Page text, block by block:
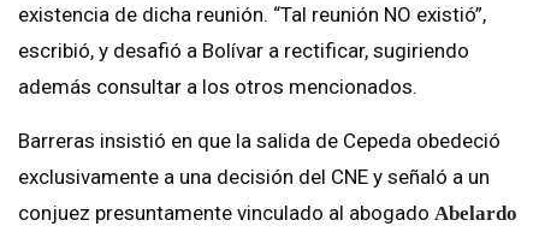
existencia de dicha reunión. “Tal reunión NO existió”,
escribió, y desafió a Bolívar a rectificar, sugiriendo
además consultar a los otros mencionados.
Barreras insistió en que la salida de Cepeda obedeció
exclusivamente a una decisión del CNE y señaló a un
conjuez presuntamente vinculado al abogado Abelardo